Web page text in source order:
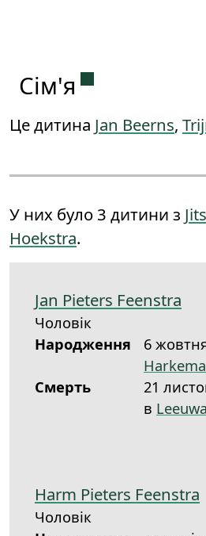
Сім'я Постійне
Це дитина Jan Beerns,
У них було 3 дитини з
Hoekstra.
Jan Pieters Feenstra
Чоловік
Народження
6
Смерть
21
в
Harm Pieters Feenstra
Чоловік